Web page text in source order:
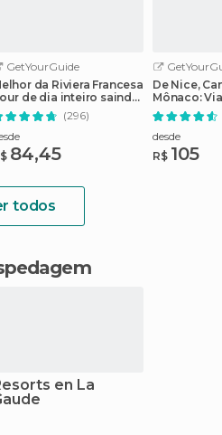
GetYourGuide
da Riviera Francesa
de dia inteiro saindo
Nice
(296)
84,45
De Nice,
Mônaco:
Riviera
desde
R$ 105
todos
en La